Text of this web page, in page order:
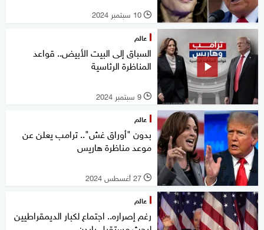
l 10 سبتمبر 2024
عالم
السباق إلى البيت الأبيض.. قواعد
المناظرة الرئاسية
l 9 سبتمبر 2024
عالم
بدون "أوراق غش".. ترامب يعلن عن
موعد مناظرة هاريس
l 27 أغسطس 2024
عالم
رغم إصراره.. اجتماع لكبار الديمقراطيين